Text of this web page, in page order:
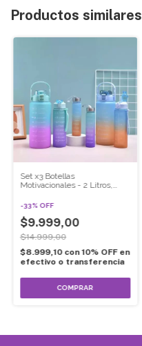
Productos similares
Set x3 Botellas
Motivacionales - 2 Litros,
-33%OFF
$9.999,00
$14.999,00
$8.999,10 con 10% OFF en
efectivo o transferencia